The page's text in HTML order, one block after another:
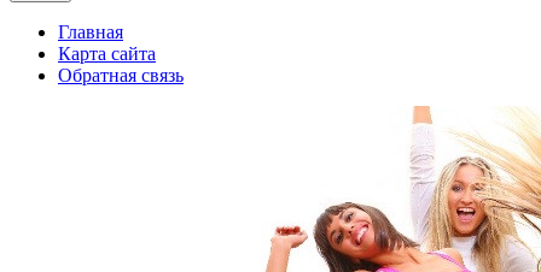
Главная
Карта сайта
Обратная связь